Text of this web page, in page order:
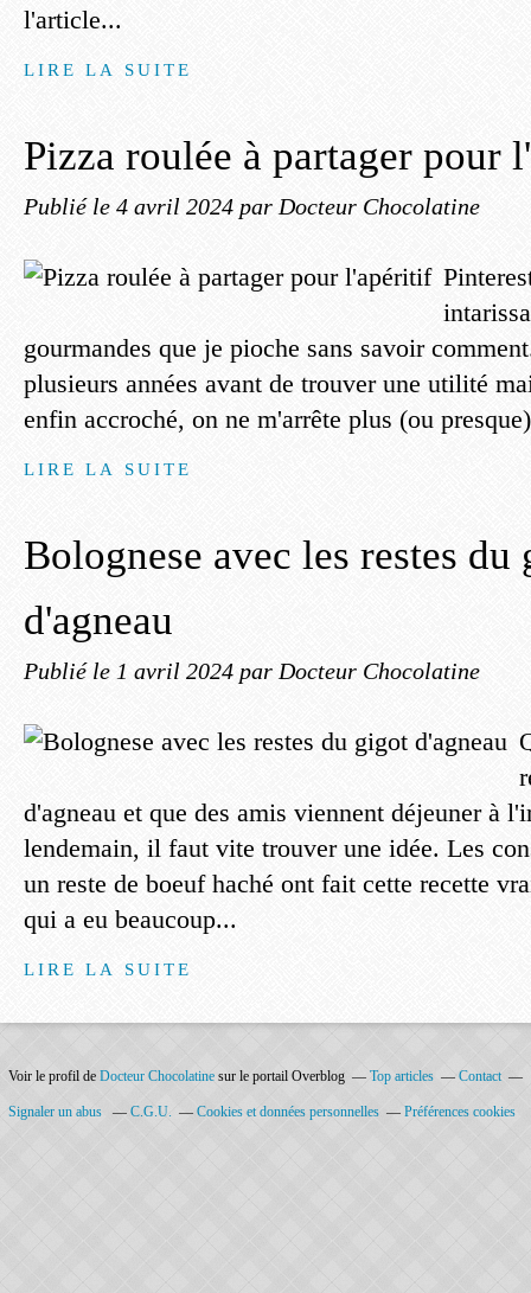
l'article...
LIRE LA SUITE
Pizza roulée à partager pour
Publié le 4 avril 2024 par Docteur Chocolatine
gourmandes que je pioche sans savoir
plusieurs années avant de trouver une utilité
enfin accroché, on ne m'arrête plus (ou
LIRE LA SUITE
Bolognese avec les restes du
d'agneau
Publié le 1 avril 2024 par Docteur Chocolatine
d'agneau et que des amis viennent déjeuner à
lendemain, il faut vite trouver une idée. Les
un reste de boeuf haché ont fait cette recette
qui a eu beaucoup...
LIRE LA SUITE
Voir le profil de Docteur Chocolatine sur le portail Overblog Top articles Contact
Signaler un abus C.G.U. Cookies et données personnelles Préférences cookies